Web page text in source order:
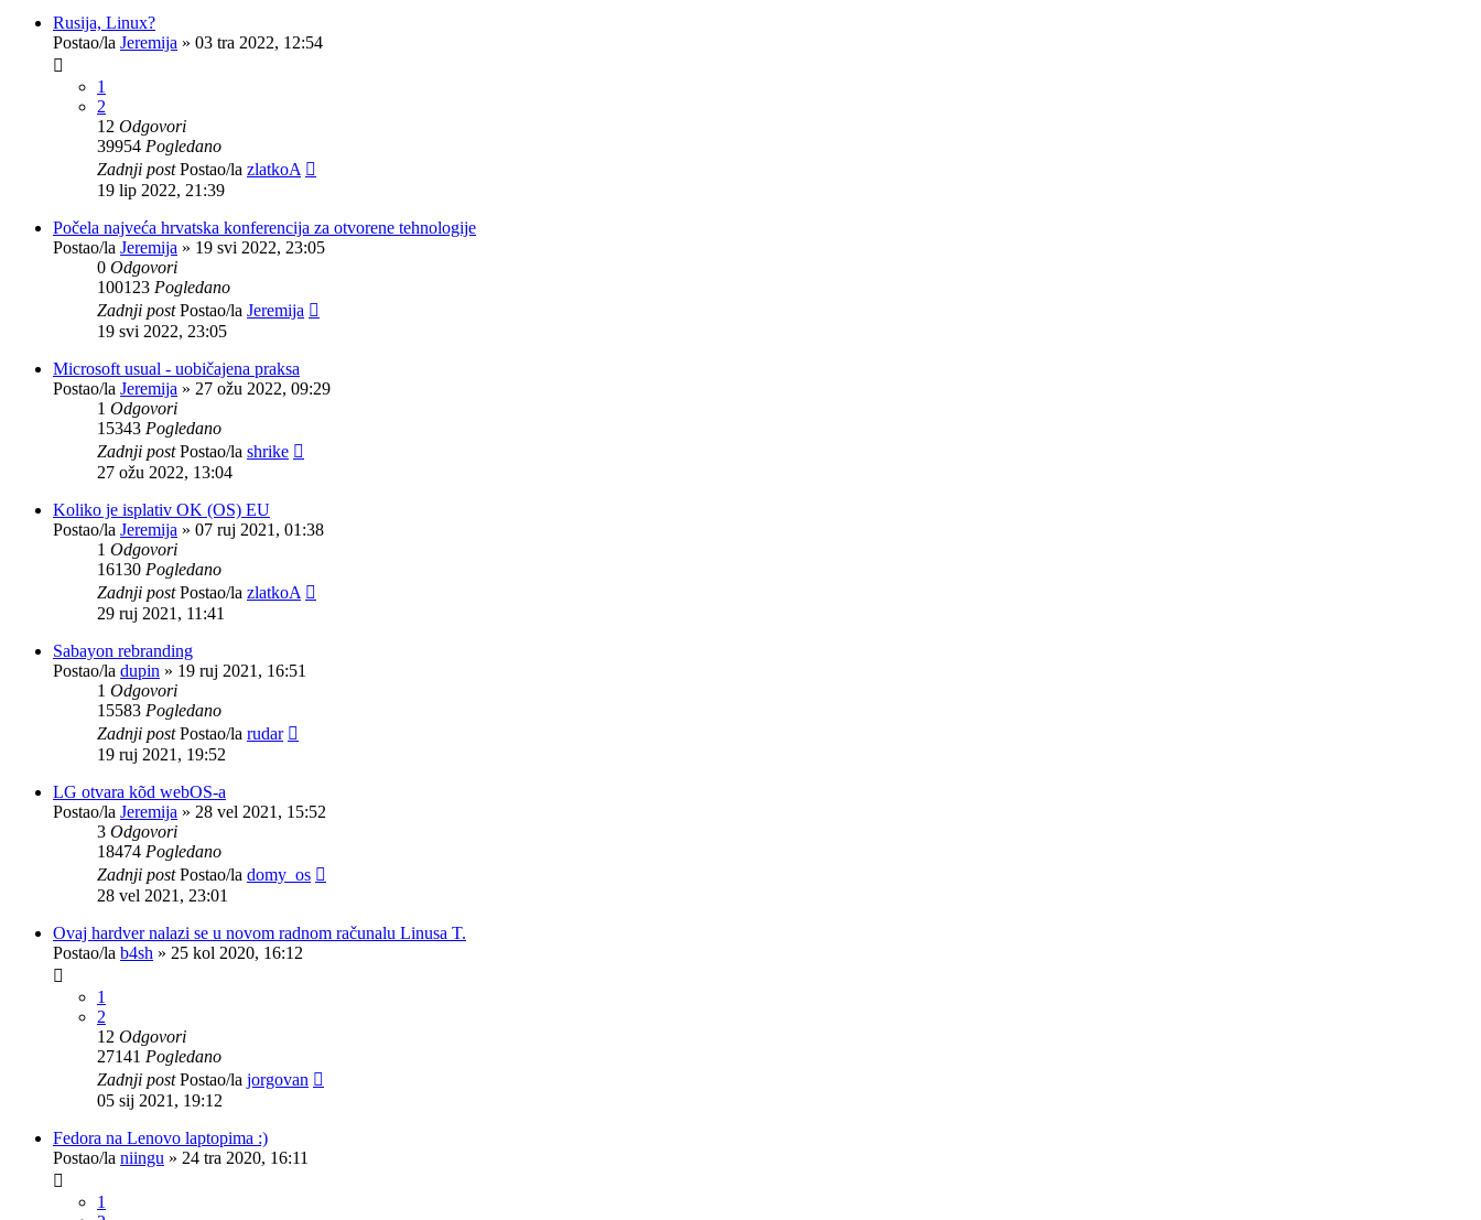
Rusija, Linux?
Postao/la Jeremija » 03 tra 2022, 12:54
1
2
12 Odgovori
39954 Pogledano
Zadnji postPostao/la zlatkoA
19 lip 2022, 21:39
Počela najveća hrvatska konferencija za otvorene tehnologije
Postao/la Jeremija » 19 svi 2022, 23:05
0 Odgovori
100123 Pogledano
Zadnji postPostao/la Jeremija
19 svi 2022, 23:05
Microsoft usual - uobičajena praksa
Postao/la Jeremija » 27 ožu 2022, 09:29
1 Odgovori
15343 Pogledano
Zadnji postPostao/la shrike
27 ožu 2022, 13:04
Koliko je isplativ OK (OS) EU
Postao/la Jeremija » 07 ruj 2021, 01:38
1 Odgovori
16130 Pogledano
Zadnji postPostao/la zlatkoA
29 ruj 2021, 11:41
Sabayon rebranding
Postao/la dupin » 19 ruj 2021, 16:51
1 Odgovori
15583 Pogledano
Zadnji postPostao/la rudar
19 ruj 2021, 19:52
LG otvara kõd webOS-a
Postao/la Jeremija » 28 vel 2021, 15:52
3 Odgovori
18474 Pogledano
Zadnji postPostao/la domy_os
28 vel 2021, 23:01
Ovaj hardver nalazi se u novom radnom računalu Linusa T.
Postao/la b4sh » 25 kol 2020, 16:12
1
2
12 Odgovori
27141 Pogledano
Zadnji postPostao/la jorgovan
05 sij 2021, 19:12
Fedora na Lenovo laptopima :)
Postao/la niingu » 24 tra 2020, 16:11
1